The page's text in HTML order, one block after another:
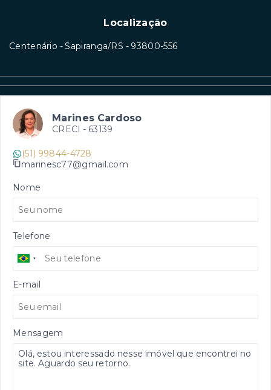
Localização
Centenário - Sapiranga/RS - 93800-556
Marines Cardoso
CRECI - 63139
(51) 99844-4728
marinesc77@gmail.com
Nome
Telefone
E-mail
Mensagem